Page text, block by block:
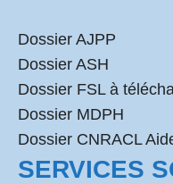
Dossier AJPP
Dossier ASH
Dossier FSL à
Dossier MDPH
Dossier CNRACL
SERVICES